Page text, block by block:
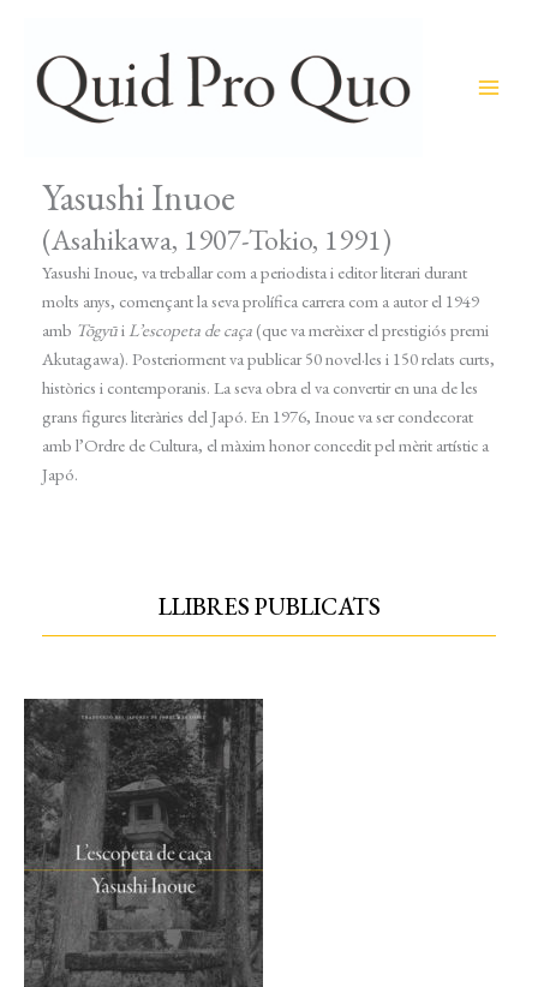
contenido
Yasushi Inuoe
(Asahikawa, 1907-Tokio, 1991)
Yasushi Inoue, va treballar com a periodista i editor literari durant
molts anys, començant la seva prolífica carrera com a autor el 1949
amb Tōgyūi L’escopeta de caça (que va merèixer el prestigiós premi
Akutagawa). Posteriorment va publicar 50 novel·les i 150 relats curts,
històrics i contemporanis. La seva obra el va convertir en una de les
grans figures literàries del Japó. En 1976, Inoue va ser condecorat
amb l’Ordre de Cultura, el màxim honor concedit pel mèrit artístic a
Japó.
LLIBRES PUBLICATS